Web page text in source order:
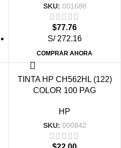
SKU: 001688
$77.76
S/ 272.16
COMPRAR AHORA
TINTA HP CH562HL (122)
COLOR 100 PAG
HP
SKU: 000842